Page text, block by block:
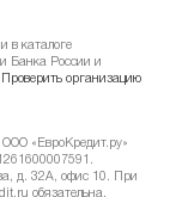
в каталоге
Банка России и
Проверить организацию
«ЕвроКредит.ру»
д. 32А, офис 10. При
обязательна.